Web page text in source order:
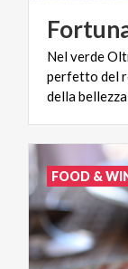
Nel verde
perfetto del
della
FOOD &